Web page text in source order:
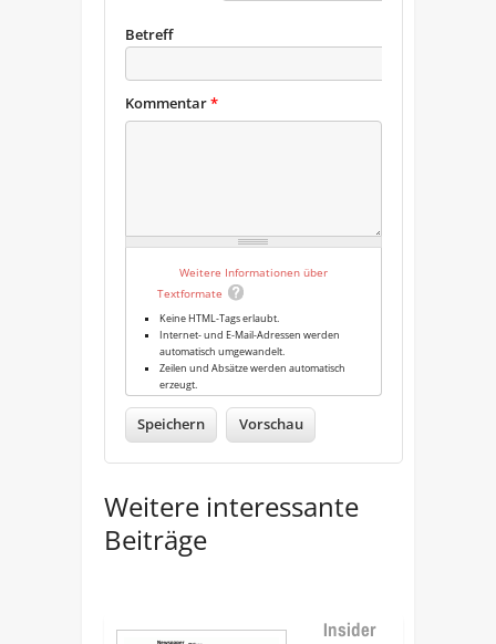
Betreff
Kommentar*
Weitere Informationen über
Textformate
Keine HTML-Tags erlaubt.
Internet- und E-Mail-Adressen werden
automatisch umgewandelt.
Zeilen und Absätze werden automatisch
erzeugt.
Weitere interessante
Beiträge
Insider